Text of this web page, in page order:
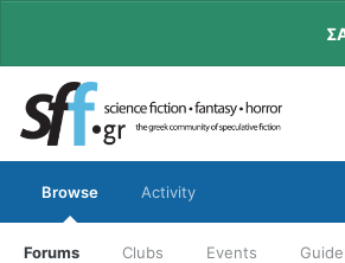
Browse
Forums Clubs Events
Activity